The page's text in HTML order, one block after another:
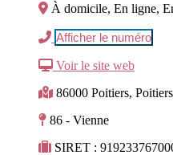
À domicile, En ligne,
Afficher le numéro
Voir le site web
86000 Poitiers,
86 - Vienne
SIRET :